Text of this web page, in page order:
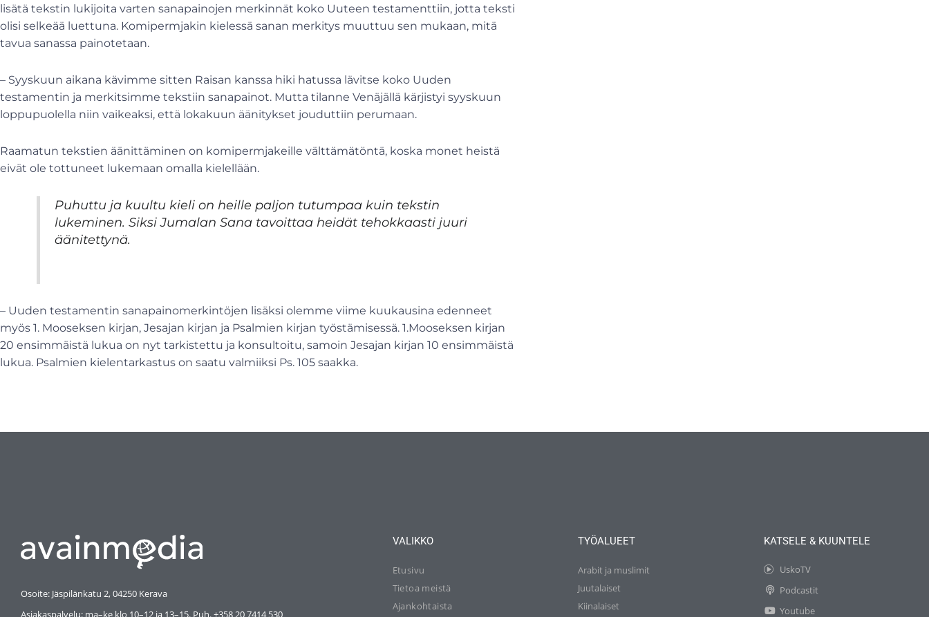
lisätä tekstin lukijoita varten sanapainojen merkinnät koko Uuteen testamenttiin, jotta teksti
olisi selkeää luettuna. Komipermjakin kielessä sanan merkitys muuttuu sen mukaan, mitä
tavua sanassa painotetaan.
– Syyskuun aikana kävimme sitten Raisan kanssa hiki hatussa lävitse koko Uuden
testamentin ja merkitsimme tekstiin sanapainot. Mutta tilanne Venäjällä kärjistyi syyskuun
loppupuolella niin vaikeaksi, että lokakuun äänitykset jouduttiin perumaan.
Raamatun tekstien äänittäminen on komipermjakeille välttämätöntä, koska monet heistä
eivät ole tottuneet lukemaan omalla kielellään.
Puhuttu ja kuultu kieli on heille paljon tutumpaa kuin tekstin
lukeminen. Siksi Jumalan Sana tavoittaa heidät tehokkaasti juuri
äänitettynä.
– Uuden testamentin sanapainomerkintöjen lisäksi olemme viime kuukausina edenneet
myös 1. Mooseksen kirjan, Jesajan kirjan ja Psalmien kirjan työstämisessä. 1.Mooseksen kirjan
20 ensimmäistä lukua on nyt tarkistettu ja konsultoitu, samoin Jesajan kirjan 10 ensimmäistä
lukua. Psalmien kielentarkastus on saatu valmiiksi Ps. 105 saakka.
Osoite: Jäspilänkatu 2, 04250 Kerava
Asiakaspalvelu: ma–ke klo 10–12 ja 13–15. Puh. +358 20 7414 530
VALIKKO
Etusivu
Tietoa meistä
Ajankohtaista
TYÖALUEET
Arabit ja muslimit
Juutalaiset
Kiinalaiset
KATSELE & KUUNTELE
UskoTV
Podcastit
Youtube